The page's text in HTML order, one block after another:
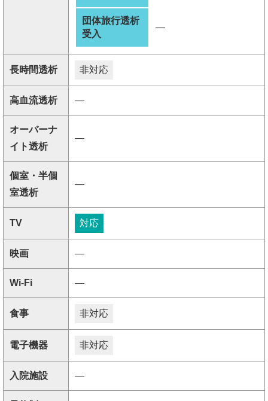
団体旅行透析
受入
―
長時間透析 非対応
高血流透析 ―
オーバーナ
イト透析
―
個室・半個
室透析
―
TV 対応
映画 ―
Wi-Fi ―
食事 非対応
電子機器 非対応
入院施設 ―